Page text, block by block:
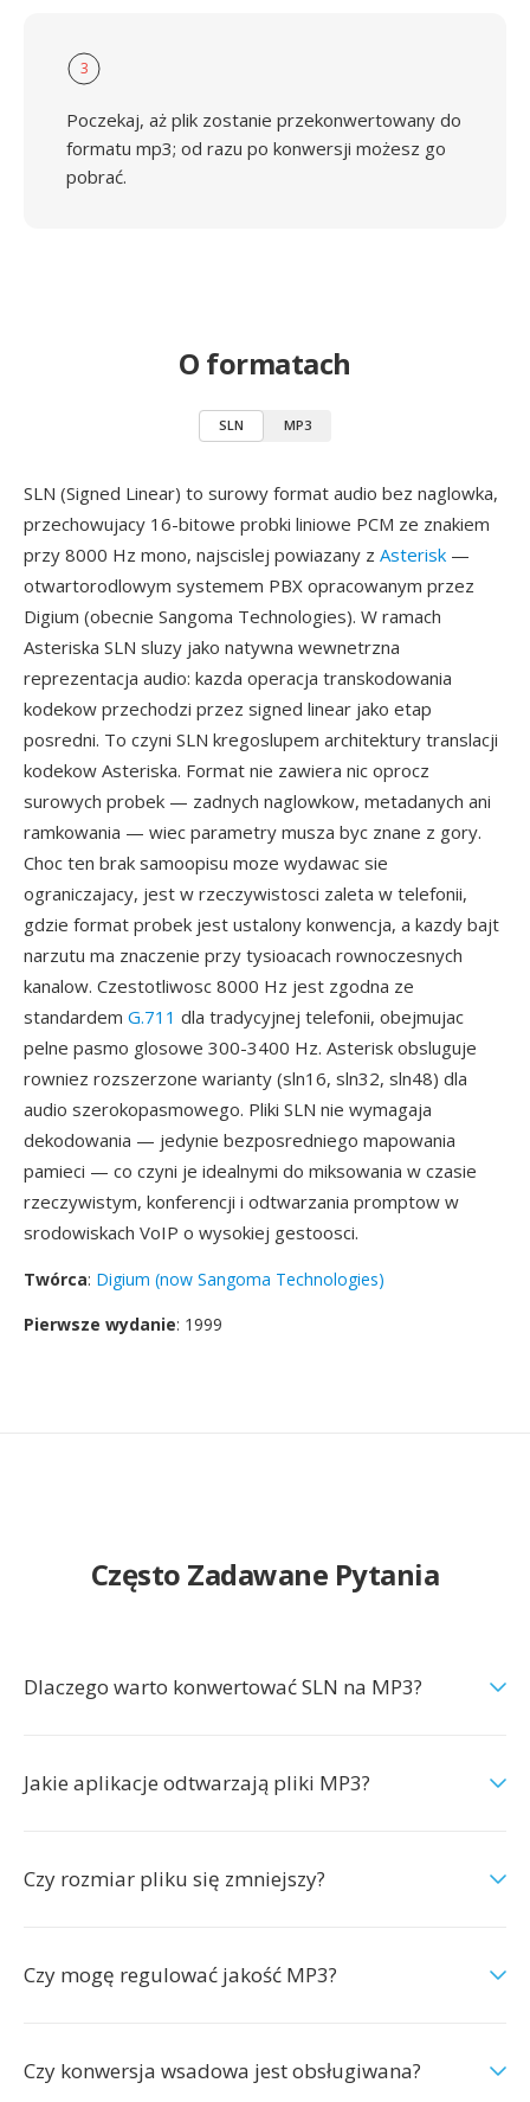
3
Poczekaj, aż plik zostanie przekonwertowany do
formatu mp3; od razu po konwersji możesz go
pobrać.
O formatach
SLN MP3
SLN (Signed Linear) to surowy format audio bez naglowka,
przechowujacy 16-bitowe probki liniowe PCM ze znakiem
przy 8000 Hz mono, najscislej powiazany z Asterisk —
otwartorodlowym systemem PBX opracowanym przez
Digium (obecnie Sangoma Technologies). W ramach
Asteriska SLN sluzy jako natywna wewnetrzna
reprezentacja audio: kazda operacja transkodowania
kodekow przechodzi przez signed linear jako etap
posredni. To czyni SLN kregoslupem architektury translacji
kodekow Asteriska. Format nie zawiera nic oprocz
surowych probek — zadnych naglowkow, metadanych ani
ramkowania — wiec parametry musza byc znane z gory.
Choc ten brak samoopisu moze wydawac sie
ograniczajacy, jest w rzeczywistosci zaleta w telefonii,
gdzie format probek jest ustalony konwencja, a kazdy bajt
narzutu ma znaczenie przy tysioacach rownoczesnych
kanalow. Czestotliwosc 8000 Hz jest zgodna ze
standardem G.711 dla tradycyjnej telefonii, obejmujac
pelne pasmo glosowe 300-3400 Hz. Asterisk obsluguje
rowniez rozszerzone warianty (sln16, sln32, sln48) dla
audio szerokopasmowego. Pliki SLN nie wymagaja
dekodowania — jedynie bezposredniego mapowania
pamieci — co czyni je idealnymi do miksowania w czasie
rzeczywistym, konferencji i odtwarzania promptow w
srodowiskach VoIP o wysokiej gestoosci.
Twórca: Digium (now Sangoma Technologies)
Pierwsze wydanie: 1999
Często Zadawane Pytania
Dlaczego warto konwertować SLN na MP3?
Jakie aplikacje odtwarzają pliki MP3?
Czy rozmiar pliku się zmniejszy?
Czy mogę regulować jakość MP3?
Czy konwersja wsadowa jest obsługiwana?